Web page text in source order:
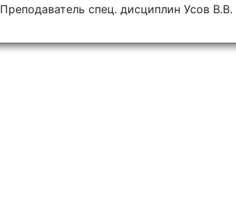
Преподаватель спец. дисциплин Усов В.В.